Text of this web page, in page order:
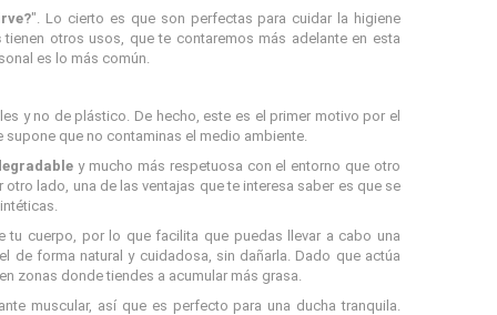
". Lo cierto es que son perfectas para cuidar la higiene
tienen otros usos, que te contaremos más adelante en esta
es lo más común.
y no de plástico. De hecho, este es el primer motivo por el
que no contaminas el medio ambiente.
y mucho más respetuosa con el entorno que otro
lado, una de las ventajas que te interesa saber es que se
tu cuerpo, por lo que facilita que puedas llevar a cabo una
de forma natural y cuidadosa, sin dañarla. Dado que actúa
zonas donde tiendes a acumular más grasa.
muscular, así que es perfecto para una ducha tranquila.